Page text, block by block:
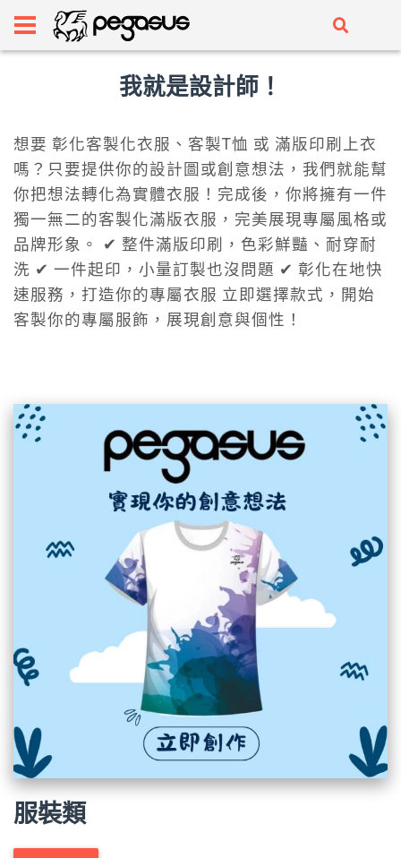
我就是設計師！
想要 彰化客製化衣服、客製T恤 或 滿版印刷上衣
嗎？只要提供你的設計圖或創意想法，我們就能幫
你把想法轉化為實體衣服！完成後，你將擁有一件
獨一無二的客製化滿版衣服，完美展現專屬風格或
品牌形象。 ✔ 整件滿版印刷，色彩鮮豔、耐穿耐
洗 ✔ 一件起印，小量訂製也沒問題 ✔ 彰化在地快
速服務，打造你的專屬衣服 立即選擇款式，開始
客製你的專屬服飾，展現創意與個性！
服裝類